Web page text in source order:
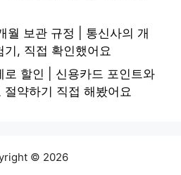
월 보관 규정 | 통신사의 개
기, 직접 확인했어요
로 할인 | 신용카드 포인트와
약하기 직접 해봤어요
© 2026